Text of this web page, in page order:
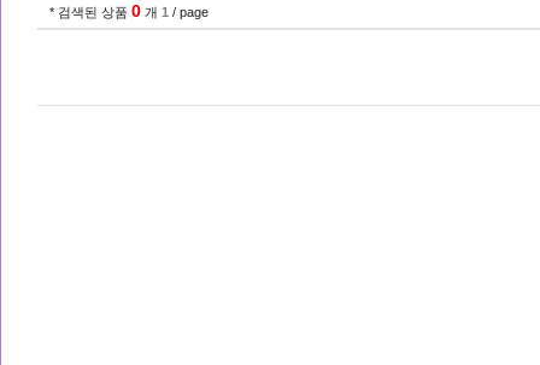
* 검색된 상품 0 개 1 / page